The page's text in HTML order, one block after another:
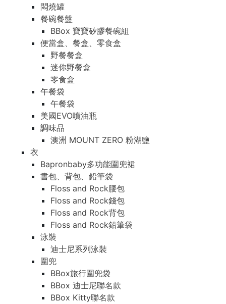
悶燒罐
餐碗餐盤
BBox 寶寶矽膠餐碗組
便當盒、餐盒、零食盒
野餐餐盒
迷你野餐盒
零食盒
午餐袋
午餐袋
美國EVO噴油瓶
調味品
澳洲 MOUNT ZERO 粉湖鹽
衣
Bapronbaby多功能圍兜裙
書包、背包、鉛筆袋
Floss and Rock腰包
Floss and Rock錢包
Floss and Rock背包
Floss and Rock鉛筆袋
泳裝
迪士尼系列泳裝
圍兜
BBox旅行圍兜袋
BBox 迪士尼聯名款
BBox Kitty聯名款